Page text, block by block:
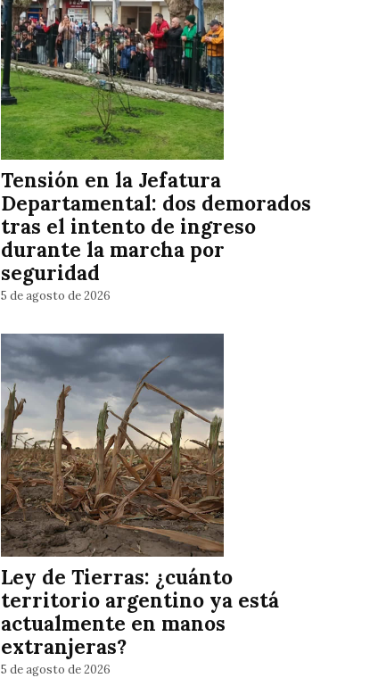
Tensión en la Jefatura
Departamental: dos demorados
tras el intento de ingreso
durante la marcha por
seguridad
5 de agosto de 2026
Ley de Tierras: ¿cuánto
territorio argentino ya está
actualmente en manos
extranjeras?
5 de agosto de 2026